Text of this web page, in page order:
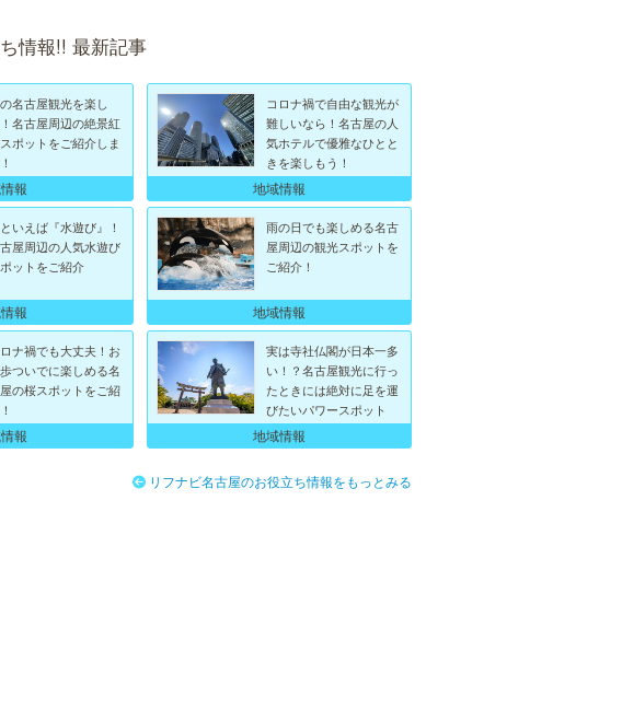
情報!! 最新記事
名古屋観光を楽し
名古屋周辺の絶景紅
ポットをご紹介しま
報
コロナ禍で自由な観光が
難しいなら！名古屋の人
気ホテルで優雅なひとと
きを楽しもう！
地域情報
いえば『水遊び』！
屋周辺の人気水遊び
ットをご紹介
報
雨の日でも楽しめる名古
屋周辺の観光スポットを
ご紹介！
地域情報
ナ禍でも大丈夫！お
ついでに楽しめる名
の桜スポットをご紹
報
実は寺社仏閣が日本一多
い！？名古屋観光に行っ
たときには絶対に足を運
びたいパワースポット
地域情報
リフナビ名古屋のお役立ち情報をもっとみる